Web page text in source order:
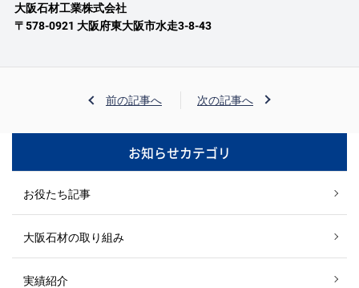
大阪石材工業株式会社
〒578-0921 大阪府東大阪市水走3-8-43
前の記事へ 次の記事へ
お知らせカテゴリ
お役たち記事
大阪石材の取り組み
実績紹介